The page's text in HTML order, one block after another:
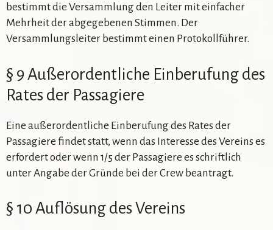
bestimmt die Versammlung den Leiter mit einfacher
Mehrheit der abgegebenen Stimmen. Der
Versammlungsleiter bestimmt einen Protokollführer.
§ 9 Außerordentliche Einberufung des
Rates der Passagiere
Eine außerordentliche Einberufung des Rates der
Passagiere findet statt, wenn das Interesse des Vereins es
erfordert oder wenn 1/5 der Passagiere es schriftlich
unter Angabe der Gründe bei der Crew beantragt.
§ 10 Auflösung des Vereins